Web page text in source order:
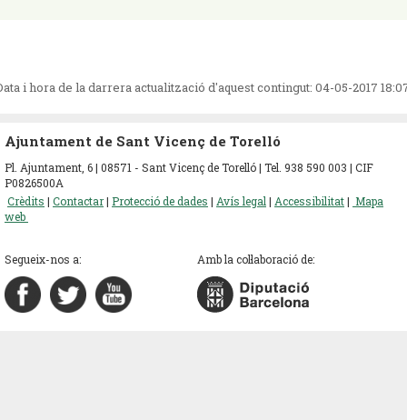
i hora de la darrera actualització d'aquest contingut: 04-05-2017
Ajuntament de Sant Vicenç de Torelló
Pl. Ajuntament, 6 | 08571 - Sant Vicenç de Torelló | Tel. 938 590 003 | CIF
P0826500A
Crèdits | Contactar| Protecció de dades | Avís legal | Accessibilitat| Mapa
web
Segueix-nos a: Amb la col·laboració de: